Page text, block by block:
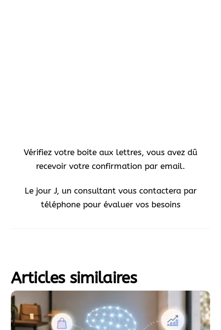
Vérifiez votre boite aux lettres, vous avez dû
recevoir votre confirmation par email.
Le jour J, un consultant vous contactera par
téléphone pour évaluer vos besoins